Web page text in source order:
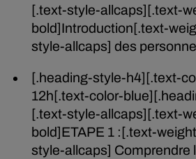
[.text-style-allcaps][.text-
bold]Introduction[.text-
style-allcaps] des
[.heading-style-h4][.text-
12h[.text-color-
[.text-style-allcaps][.text-
bold]ETAPE 1 :[.text-
style-allcaps] Comprendre